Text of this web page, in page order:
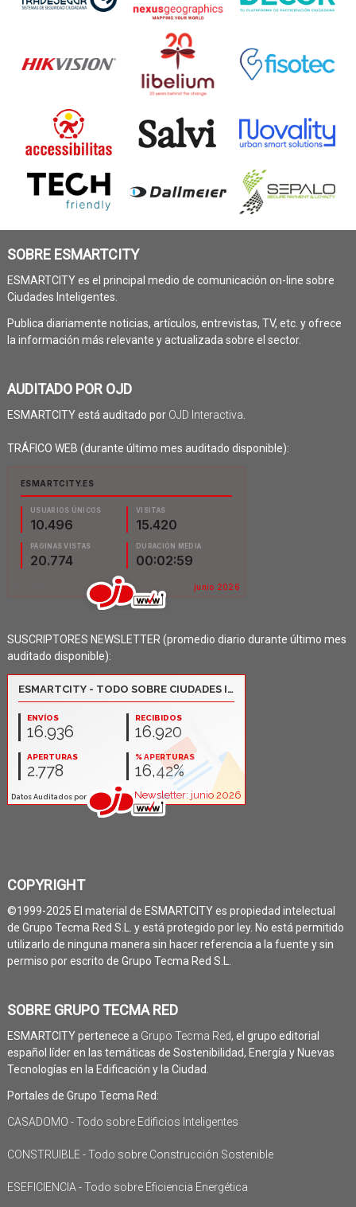
SOBRE ESMARTCITY
ESMARTCITY es el principal medio de comunicación on-line sobre
Ciudades Inteligentes.
Publica diariamente noticias, artículos, entrevistas, TV, etc. y ofrece
la información más relevante y actualizada sobre el sector.
AUDITADO POR OJD
ESMARTCITY está auditado por OJD Interactiva.
TRÁFICO WEB (durante último mes auditado disponible):
SUSCRIPTORES NEWSLETTER (promedio diario durante último mes
auditado disponible):
COPYRIGHT
©1999-2025 El material de ESMARTCITY es propiedad intelectual
de Grupo Tecma Red S.L. y está protegido por ley. No está permitido
utilizarlo de ninguna manera sin hacer referencia a la fuente y sin
permiso por escrito de Grupo Tecma Red S.L.
SOBRE GRUPO TECMA RED
ESMARTCITY pertenece a Grupo Tecma Red, el grupo editorial
español líder en las temáticas de Sostenibilidad, Energía y Nuevas
Tecnologías en la Edificación y la Ciudad.
Portales de Grupo Tecma Red:
CASADOMO - Todo sobre Edificios Inteligentes
CONSTRUIBLE - Todo sobre Construcción Sostenible
ESEFICIENCIA - Todo sobre Eficiencia Energética